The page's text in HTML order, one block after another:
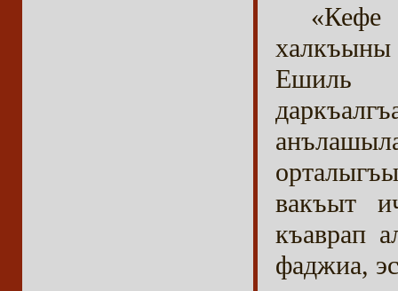
халкъыны
Ешиль
вакъыт
къаврап
фаджиа,